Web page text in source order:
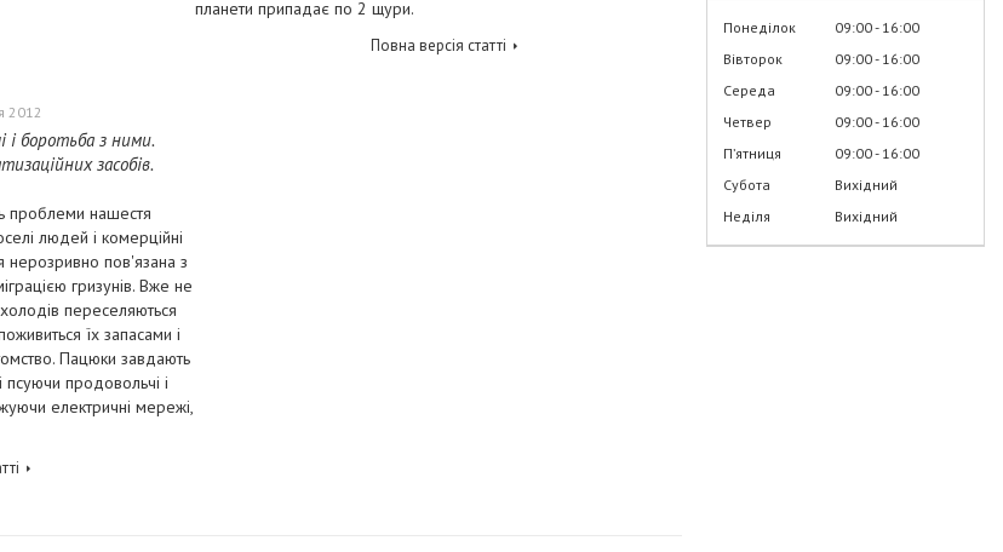
планети припадає по 2 щури.
Повна версія статті
2012
боротьба з ними.
засобів.
проблеми нашестя
людей і комерційні
нерозривно пов'язана з
гризунів. Вже не
переселяються
їх запасами і
Пацюки завдають
продовольчі і
електричні мережі,
Понеділок 09:00 16:00
Вівторок
09:00 16:00
Середа
09:00 16:00
Четвер
09:00 16:00
Пʼятниця
09:00 16:00
Субота
Вихідний
Неділя
Вихідний